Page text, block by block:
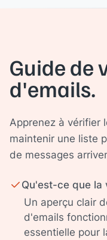
Guide de
d'emails.
Apprenez à vérifier
maintenir une liste
de messages
Qu'est-ce que la
Un aperçu clair
d'emails
essentielle pour